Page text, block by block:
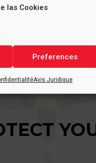
las Cookies
Preferences
Avis Juridique